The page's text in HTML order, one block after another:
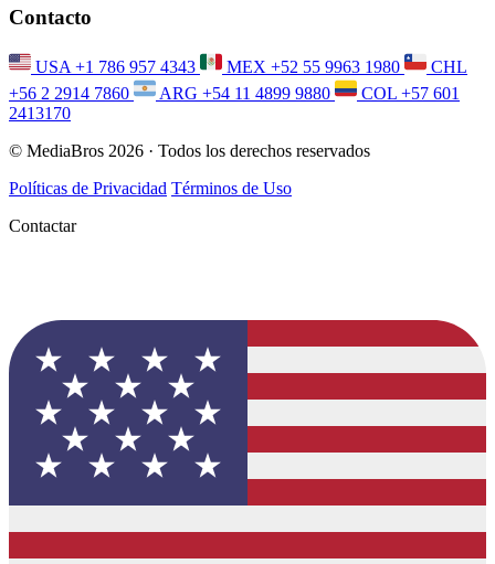
Contacto
USA +1 786 957 4343 MEX +52 55 9963 1980
CHL
+56 2 2914 7860
ARG +54 11 4899 9880 COL +57 601
2413170
© MediaBros 2026 · Todos los derechos reservados
Políticas de Privacidad Términos de Uso
Contactar